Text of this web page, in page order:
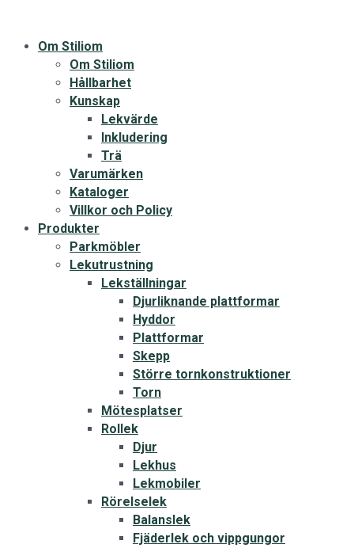
Om Stiliom
Om Stiliom
Hållbarhet
Kunskap
Lekvärde
Inkludering
Trä
Varumärken
Kataloger
Villkor och Policy
Produkter
Parkmöbler
Lekutrustning
Lekställningar
Djurliknande plattformar
Hyddor
Plattformar
Skepp
Större tornkonstruktioner
Torn
Mötesplatser
Rollek
Djur
Lekhus
Lekmobiler
Rörelselek
Balanslek
Fjäderlek och vippgungor